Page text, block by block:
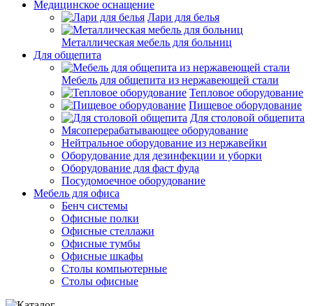
Медицинское оснащение
Лари для белья
Металлическая мебель для больниц
Для общепита
Мебель для общепита из нержавеющей стали
Тепловое оборудование
Пищевое оборудование
Для столовой общепита
Мясоперерабатывающее оборудование
Нейтральное оборудование из нержавейки
Оборудование для дезинфекции и уборки
Оборудование для фаст фуда
Посудомоечное оборудование
Мебель для офиса
Бенч системы
Офисные полки
Офисные стеллажи
Офисные тумбы
Офисные шкафы
Столы компьютерные
Столы офисные